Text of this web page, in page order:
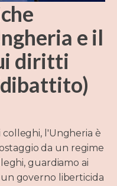
e il
diritti
l'Ungheria è
da un regime
guardiamo ai
governo liberticida